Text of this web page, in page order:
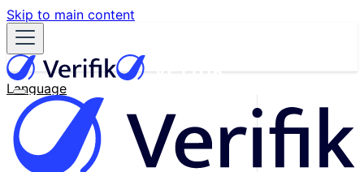
Skip to main content
Language
English
Español
Français
Português